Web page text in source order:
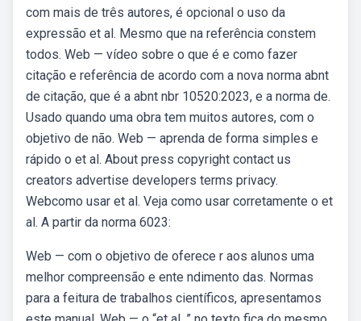
com mais de três autores, é opcional o uso da
expressão et al. Mesmo que na referência constem
todos. Web — vídeo sobre o que é e como fazer
citação e referência de acordo com a nova norma abnt
de citação, que é a abnt nbr 10520:2023, e a norma de.
Usado quando uma obra tem muitos autores, com o
objetivo de não. Web — aprenda de forma simples e
rápido o et al. About press copyright contact us
creators advertise developers terms privacy.
Webcomo usar et al. Veja como usar corretamente o et
al. A partir da norma 6023:
Web — com o objetivo de oferece r aos alunos uma
melhor compreensão e ente ndimento das. Normas
para a feitura de trabalhos científicos, apresentamos